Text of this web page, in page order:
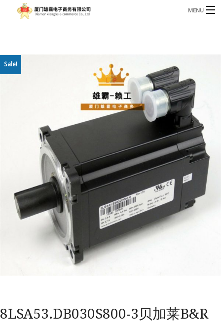
MENU
首页
关于我们
联系我们
Sale!
8LSA53.DB030S800-3贝加莱B&R